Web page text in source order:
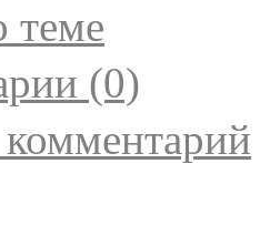
теме
(0)